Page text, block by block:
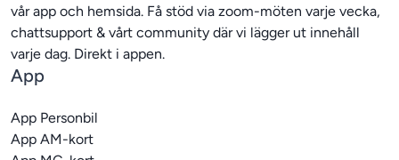
vår app och hemsida. Få stöd via zoom-möten varje vecka,
chattsupport & vårt community där vi lägger ut innehåll
App
App Personbil
App AM-kort